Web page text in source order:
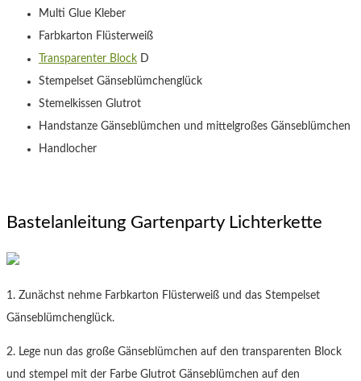
Multi Glue Kleber
Farbkarton Flüsterweiß
Transparenter Block D
Stempelset Gänseblümchenglück
Stemelkissen Glutrot
Handstanze Gänseblümchen und mittelgroßes Gänseblümchen
Handlocher
Bastelanleitung Gartenparty Lichterkette
1. Zunächst nehme Farbkarton Flüsterweiß und das Stempelset
Gänseblümchenglück.
2. Lege nun das große Gänseblümchen auf den transparenten Block
und stempel mit der Farbe Glutrot Gänseblümchen auf den